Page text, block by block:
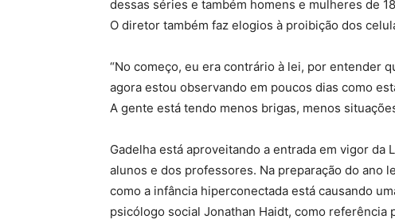
dessas séries e também homens e mulheres de
O diretor também faz elogios à proibição dos
“No começo, eu era contrário à lei, por entender
agora estou observando em poucos dias como
A gente está tendo menos brigas, menos
Gadelha está aproveitando a entrada em vigor da
alunos e dos professores. Na preparação do ano
como a infância hiperconectada está causando
psicólogo social Jonathan Haidt, como referência